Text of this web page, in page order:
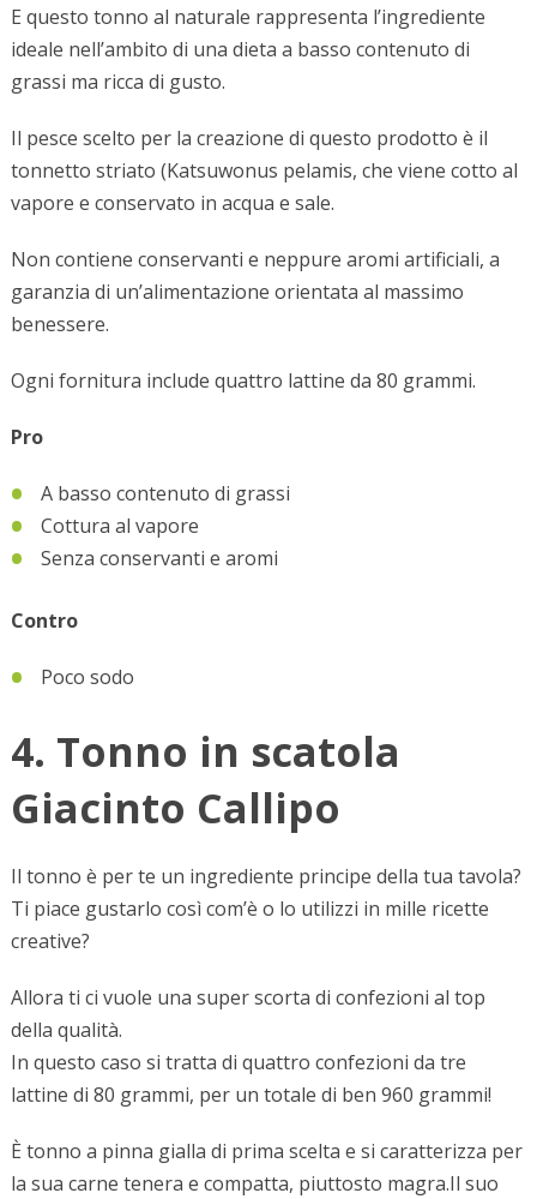
E questo tonno al naturale rappresenta l’ingrediente
ideale nell’ambito di una dieta a basso contenuto di
grassi ma ricca di gusto.
Il pesce scelto per la creazione di questo prodotto è il
tonnetto striato (Katsuwonus pelamis, che viene cotto al
vapore e conservato in acqua e sale.
Non contiene conservanti e neppure aromi artificiali, a
garanzia di un’alimentazione orientata al massimo
benessere.
Ogni fornitura include quattro lattine da 80 grammi.
Pro
A basso contenuto di grassi
Cottura al vapore
Senza conservanti e aromi
Contro
Poco sodo
4. Tonno in scatola
Giacinto Callipo
Il tonno è per te un ingrediente principe della tua tavola?
Ti piace gustarlo così com’è o lo utilizzi in mille ricette
creative?
Allora ti ci vuole una super scorta di confezioni al top
della qualità.
In questo caso si tratta di quattro confezioni da tre
lattine di 80 grammi, per un totale di ben 960 grammi!
È tonno a pinna gialla di prima scelta e si caratterizza per
la sua carne tenera e compatta, piuttosto magra.Il suo